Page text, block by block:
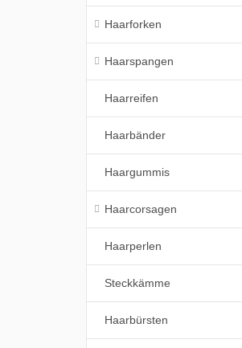
Haarforken
Haarspangen
Haarreifen
Haarbänder
Haargummis
Haarcorsagen
Haarperlen
Steckkämme
Haarbürsten